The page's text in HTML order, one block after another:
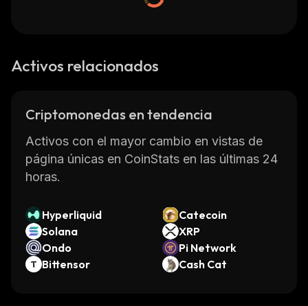
Activos relacionados
Criptomonedas en tendencia
Activos con el mayor cambio en vistas de
página únicas en CoinStats en las últimas 24
horas.
Hyperliquid
Catecoin
Solana
XRP
Ondo
Pi Network
Bittensor
Cash Cat